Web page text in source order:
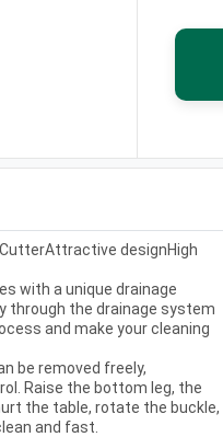
designHigh
with a unique drainage
through the drainage system
and make your cleaning
be removed freely,
Raise the bottom leg, the
the table, rotate the buckle,
and fast.